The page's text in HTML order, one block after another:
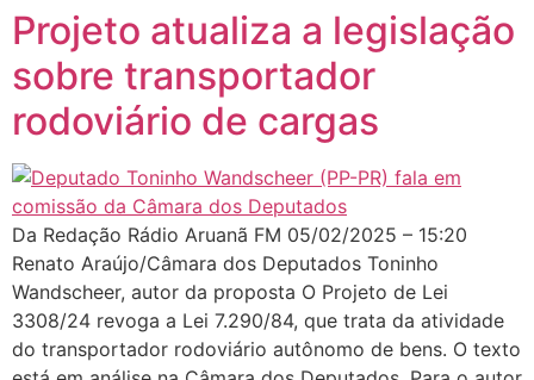
Projeto atualiza a legislação
sobre transportador
rodoviário de cargas
Da Redação Rádio Aruanã FM 05/02/2025 – 15:20
Renato Araújo/Câmara dos Deputados Toninho
Wandscheer, autor da proposta O Projeto de Lei
3308/24 revoga a Lei 7.290/84, que trata da atividade
do transportador rodoviário autônomo de bens. O texto